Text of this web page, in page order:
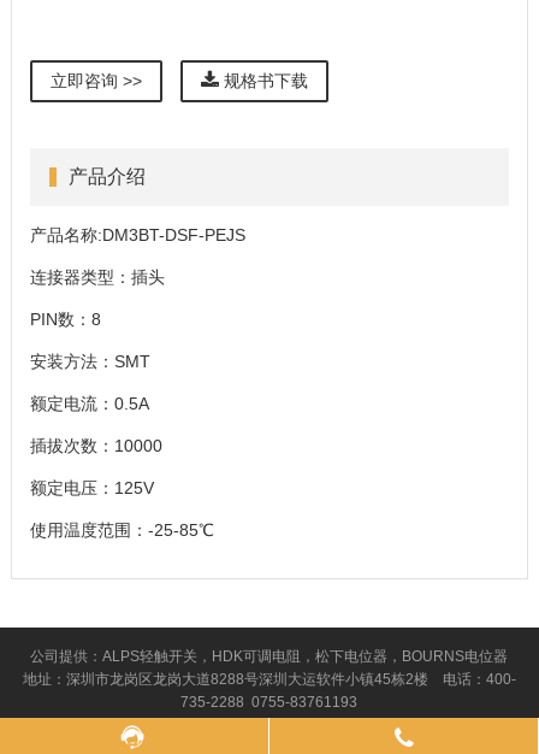
立即咨询 >> 规格书下载
产品介绍
产品名称:DM3BT-DSF-PEJS
连接器类型：插头
PIN数：8
安装方法：SMT
额定电流：0.5A
插拔次数：10000
额定电压：125V
使用温度范围：-25-85℃
公司提供：ALPS轻触开关，HDK可调电阻，松下电位器，BOURNS电位器
地址：深圳市龙岗区龙岗大道8288号深圳大运软件小镇45栋2楼 电话：400-
735-2288 0755-83761193
Copyright © 2016 深圳市百斯特电子有限公司 版权所有
粤ICP备09197912号